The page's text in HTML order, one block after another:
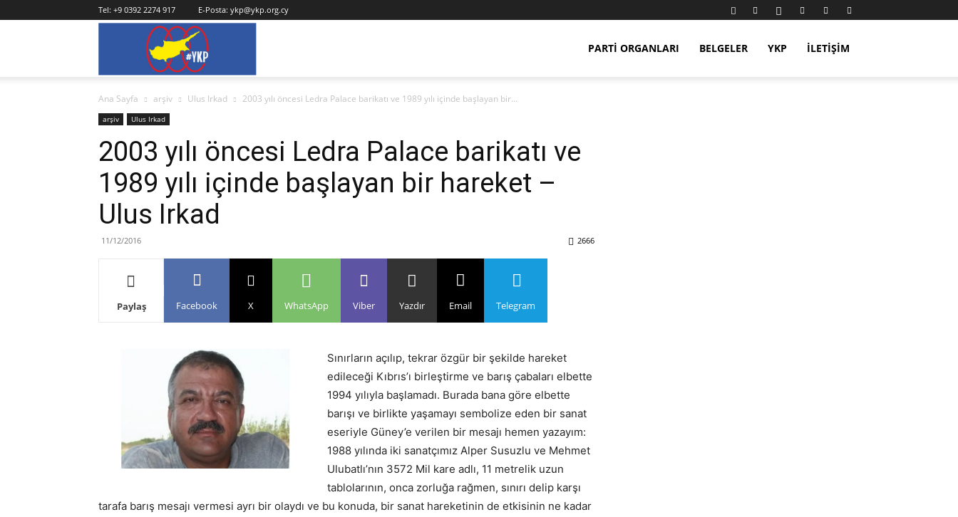
Tel: +9 0392 2274 917 E-Posta: ykp@ykp.org.cy
PARTI ORGANLARI BELGELER YKP İLETIŞIM
Ana Sayfa arşiv Ulus Irkad 2003 yılı öncesi Ledra Palace barikatı ve 1989 yılı içinde başlayan bir...
arşiv Ulus Irkad
2003 yılı öncesi Ledra Palace barikatı ve
1989 yılı içinde başlayan bir hareket –
Ulus Irkad
11/12/2016 2666
Paylaş Facebook X WhatsApp Viber Yazdır Email Telegram
Sınırların açılıp, tekrar özgür bir şekilde hareket
edileceği Kıbrıs’ı birleştirme ve barış çabaları elbette
1994 yılıyla başlamadı. Burada bana göre elbette
barışı ve birlikte yaşamayı sembolize eden bir sanat
eseriyle Güney’e verilen bir mesajı hemen yazayım:
1988 yılında iki sanatçımız Alper Susuzlu ve Mehmet
Ulubatlı’nın 3572 Mil kare adlı, 11 metrelik uzun
tablolarının, onca zorluğa rağmen, sınırı delip karşı
tarafa barış mesajı vermesi ayrı bir olaydı ve bu konuda, bir sanat hareketinin de etkisinin ne kadar